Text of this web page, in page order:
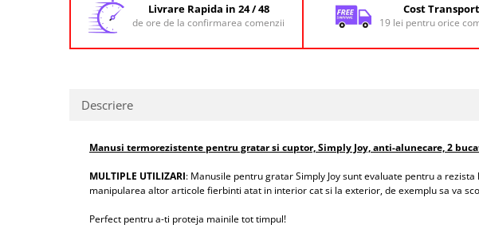
Livrare Rapida in 24 / 48
de ore de la confirmarea comenzii
Cost Transport
19 lei pentru orice
Descriere
Manusi termorezistente pentru gratar si cuptor, Simply Joy, anti-alunecare, 2
MULTIPLE UTILIZARI: Manusile pentru gratar Simply Joy sunt evaluate pentru a
manipularea altor articole fierbinti atat in interior cat si la exterior, de exemplu sa va
Perfect pentru a-ti proteja mainile tot timpul!